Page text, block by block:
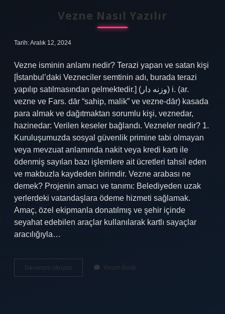
Vezne Nasıl Yazılır
Tarih: Aralık 12, 2024
Vezne isminin anlamı nedir? Terazi yapan ve satan kişi
[İstanbul’daki Vezneciler semtinin adı, burada terazi
yapılıp satılmasından gelmektedir.] (ﻭﺯﻧﻪ ﺩﺍﺭ) i. (ar.
vezne ve Fars. dār “sahip, malik” ve vezne-dār) kasada
para almak ve dağıtmaktan sorumlu kişi, veznedar,
hazinedar: Verilen keseler bağlandı. Vezneler nedir? 1.
Kuruluşumuzda sosyal güvenlik primine tabi olmayan
veya mevzuat anlamında nakit veya kredi kartı ile
ödenmiş sayılan bazı işlemlere ait ücretleri tahsil eden
ve makbuzla kaydeden birimdir. Vezne arabası ne
demek? Projenin amacı ve tanımı: Belediyeden uzak
yerlerdeki vatandaşlara ödeme hizmeti sağlamak.
Amaç, özel ekipmanla donatılmış ve şehir içinde
seyahat edebilen araçlar kullanılarak kartlı sayaçlar
aracılığıyla…
Devamını okuyun
Nasıl
Yorum Bırak